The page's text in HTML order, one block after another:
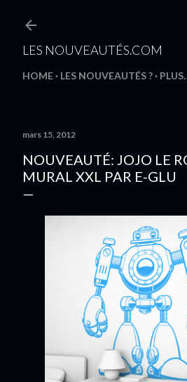
LES NOUVEAUTÉS.COM
HOME LES NOUVEAUTÉS ?
mars 15, 2012
NOUVEAUTÉ: JOJO LE
MURAL XXL PAR E-GLU